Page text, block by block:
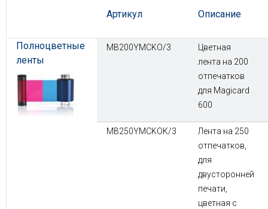
Артикул Описание
Полноцветные
ленты
MB200YMCKO/3
Цветная
лента на 200
отпечатков
для Magicard
600
MB250YMCKOK/3
Лента на 250
отпечатков,
для
двусторонней
печати,
цветная с